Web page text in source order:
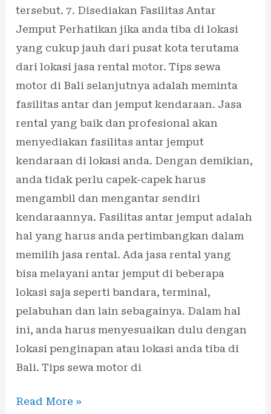
tersebut. 7. Disediakan Fasilitas Antar
Jemput Perhatikan jika anda tiba di lokasi
yang cukup jauh dari pusat kota terutama
dari lokasi jasa rental motor. Tips sewa
motor di Bali selanjutnya adalah meminta
fasilitas antar dan jemput kendaraan. Jasa
rental yang baik dan profesional akan
menyediakan fasilitas antar jemput
kendaraan di lokasi anda. Dengan demikian,
anda tidak perlu capek-capek harus
mengambil dan mengantar sendiri
kendaraannya. Fasilitas antar jemput adalah
hal yang harus anda pertimbangkan dalam
memilih jasa rental. Ada jasa rental yang
bisa melayani antar jemput di beberapa
lokasi saja seperti bandara, terminal,
pelabuhan dan lain sebagainya. Dalam hal
ini, anda harus menyesuaikan dulu dengan
lokasi penginapan atau lokasi anda tiba di
Bali. Tips sewa motor di
Read More »